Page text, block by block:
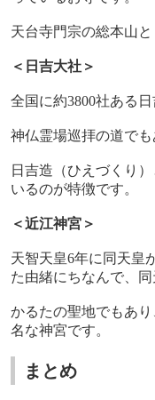
天台寺門宗の総本山と
＜日吉大社＞
全国に約3800社ある日
神仏霊場巡拝の道でも
日吉造（ひえづくり
いるのが特徴です。
＜近江神宮＞
天智天皇6年に同天皇
た由緒にちなんで、
かるたの聖地でもあ
名な神宮です。
まとめ